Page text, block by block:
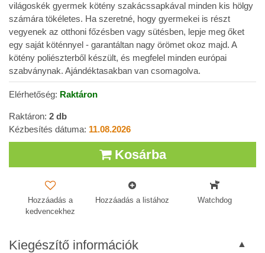
világoskék gyermek kötény szakácssapkával minden kis hölgy
számára tökéletes. Ha szeretné, hogy gyermekei is részt
vegyenek az otthoni főzésben vagy sütésben, lepje meg őket
egy saját köténnyel - garantáltan nagy örömet okoz majd. A
kötény poliészterből készült, és megfelel minden európai
szabványnak. Ajándéktasakban van csomagolva.
Elérhetőség: Raktáron
Raktáron: 2 db
Kézbesítés dátuma: 11.08.2026
Kosárba
Hozzáadás a
kedvencekhez
Hozzáadás a listához Watchdog
Kiegészítő információk